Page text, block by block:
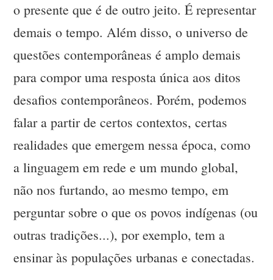
o presente que é de outro jeito. É representar
demais o tempo. Além disso, o universo de
questões contemporâneas é amplo demais
para compor uma resposta única aos ditos
desafios contemporâneos. Porém, podemos
falar a partir de certos contextos, certas
realidades que emergem nessa época, como
a linguagem em rede e um mundo global,
não nos furtando, ao mesmo tempo, em
perguntar sobre o que os povos indígenas (ou
outras tradições...), por exemplo, tem a
ensinar às populações urbanas e conectadas.